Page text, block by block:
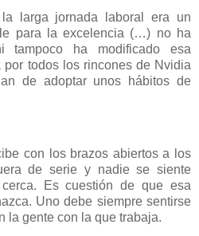
larga jornada laboral era un
para la excelencia (…) no ha
tampoco ha modificado esa
todos los rincones de Nvidia
de adoptar unos hábitos de
con los brazos abiertos a los
de serie y nadie se siente
Es cuestión de que esa
Uno debe siempre sentirse
la gente con la que trabaja.